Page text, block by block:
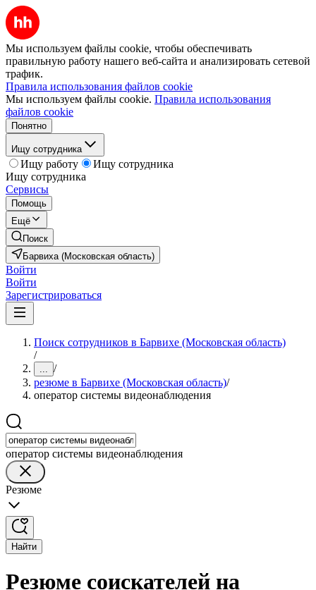
Мы используем файлы cookie, чтобы обеспечивать
правильную работу нашего веб-сайта и анализировать сетевой
трафик.
Правила использования файлов cookie
Мы используем файлы cookie. Правила использования
файлов cookie
Понятно
Ищу сотрудника
Ищу работу
Ищу сотрудника
Ищу сотрудника
Сервисы
Помощь
Ещё
Поиск
Барвиха (Московская область)
Войти
Войти
Зарегистрироваться
Поиск сотрудников в Барвихе (Московская область)
/
... /
резюме в Барвихе (Московская область)/
оператор системы видеонаблюдения
оператор системы видеонаблюдения
Резюме
Найти
Резюме соискателей на